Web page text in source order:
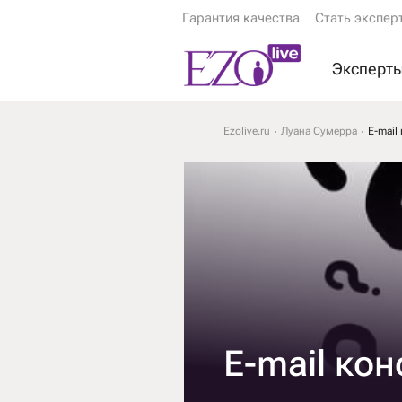
Гарантия качества Стать
Гадалки
Тарологи
Психологи
Ezolive.ru Луана Сумерра E-mail
E-mail